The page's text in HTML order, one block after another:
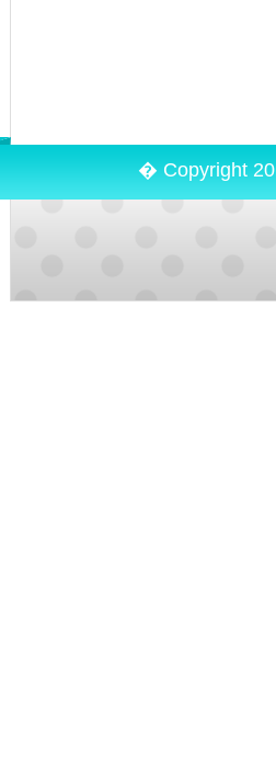
� Copyright